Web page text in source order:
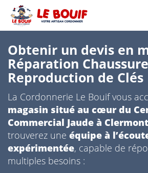
Obtenir un devis en
Réparation
Reproduction de Clés
La Cordonnerie Le Bouif vous
magasin situé au cœur du
Commercial Jaude à
trouverez une équipe à
expérimentée, capable de
multiples besoins :